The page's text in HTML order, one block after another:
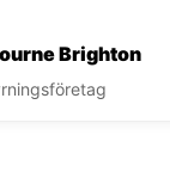
Brighton